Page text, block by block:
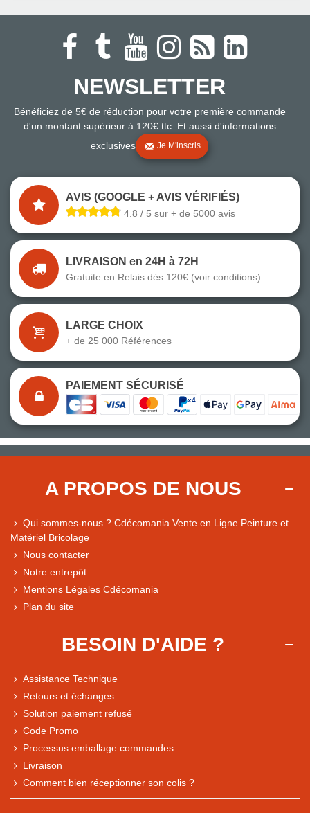
NEWSLETTER
Bénéficiez de 5€ de réduction pour votre première commande
d'un montant supérieur à 120€ ttc. Et aussi d'informations
exclusives
Je M'inscris
AVIS (GOOGLE + AVIS VÉRIFIÉS)
4.8 / 5 sur + de 5000 avis
LIVRAISON en 24H à 72H
Gratuite en Relais dès 120€ (voir conditions)
LARGE CHOIX
+ de 25 000 Références
PAIEMENT SÉCURISÉ
A PROPOS DE NOUS
Qui sommes-nous ? Cdécomania Vente en Ligne Peinture et
Matériel Bricolage
Nous contacter
Notre entrepôt
Mentions Légales Cdécomania
Plan du site
BESOIN D'AIDE ?
Assistance Technique
Retours et échanges
Solution paiement refusé
Code Promo
Processus emballage commandes
Livraison
Comment bien réceptionner son colis ?